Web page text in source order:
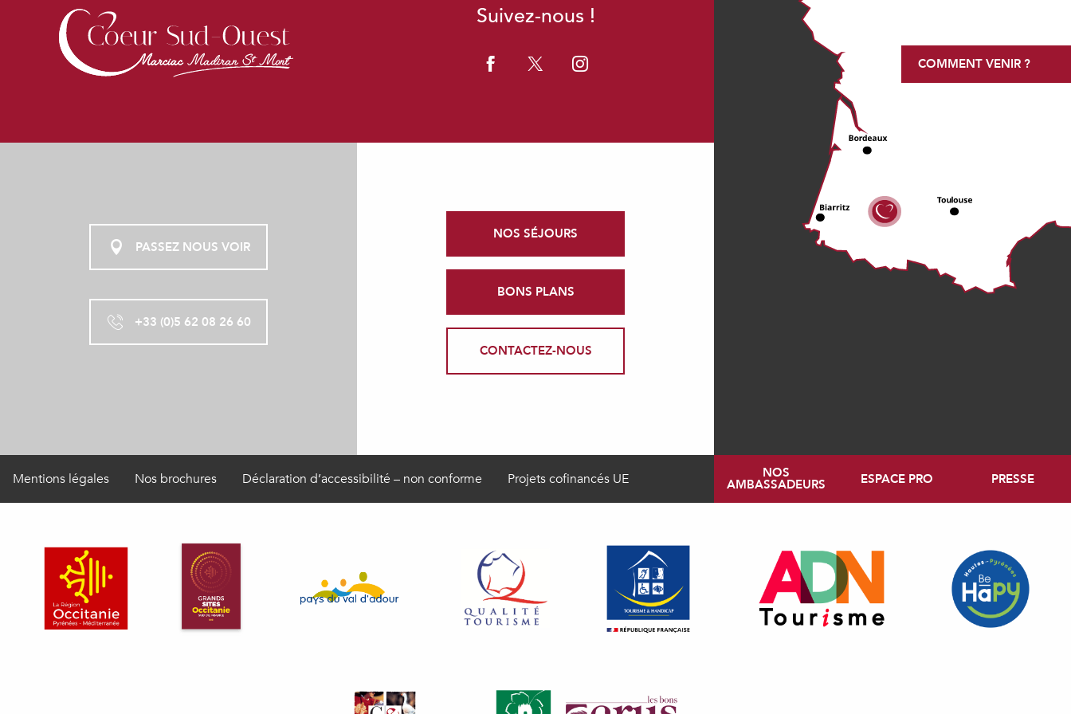
Suivez-nous !
PASSEZ NOUS VOIR
+33 (0)5 62 08 26 60
NOS SÉJOURS
BONS PLANS
CONTACTEZ-NOUS
COMMENT VENIR ?
Mentions légales Nos brochures Déclaration d’accessibilité – non conforme Projets cofinancés UE NOS
AMBASSADEURS ESPACE PRO PRESSE